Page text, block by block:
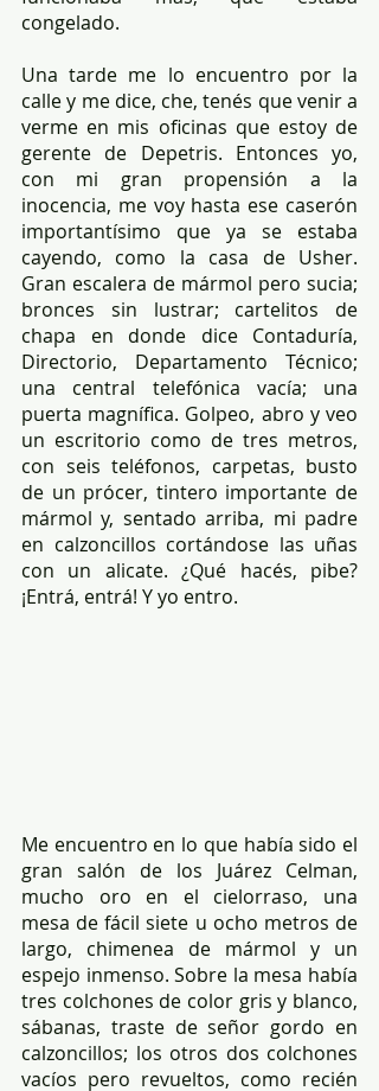
congelado.
Una tarde me lo encuentro por la
calle y me dice, che, tenés que venir a
verme en mis oficinas que estoy de
gerente de Depetris. Entonces yo,
con mi gran propensión a la
inocencia, me voy hasta ese caserón
importantísimo que ya se estaba
cayendo, como la casa de Usher.
Gran escalera de mármol pero sucia;
bronces sin lustrar; cartelitos de
chapa en donde dice Contaduría,
Directorio, Departamento Técnico;
una central telefónica vacía; una
puerta magnífica. Golpeo, abro y veo
un escritorio como de tres metros,
con seis teléfonos, carpetas, busto
de un prócer, tintero importante de
mármol y, sentado arriba, mi padre
en calzoncillos cortándose las uñas
con un alicate. ¿Qué hacés, pibe?
¡Entrá, entrá! Y yo entro.
Me encuentro en lo que había sido el
gran salón de los Juárez Celman,
mucho oro en el cielorraso, una
mesa de fácil siete u ocho metros de
largo, chimenea de mármol y un
espejo inmenso. Sobre la mesa había
tres colchones de color gris y blanco,
sábanas, traste de señor gordo en
calzoncillos; los otros dos colchones
vacíos pero revueltos, como recién